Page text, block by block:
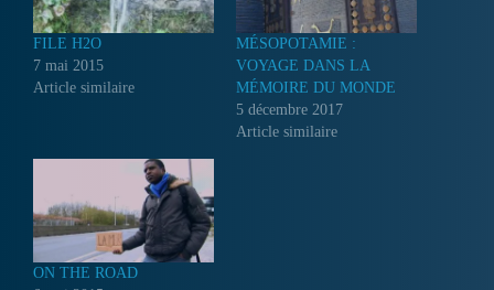
FILE H2O
7 mai 2015
Article similaire
MÉSOPOTAMIE :
VOYAGE DANS LA
MÉMOIRE DU MONDE
5 décembre 2017
Article similaire
ON THE ROAD